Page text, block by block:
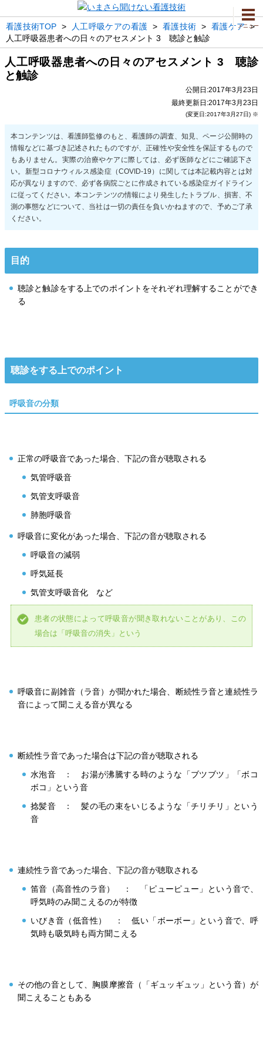
メニュー
看護技術TOP > 人工呼吸ケアの看護 > 看護技術 > 看護ケア>
人工呼吸器患者への日々のアセスメント 3 聴診と触診
人工呼吸器患者への日々のアセスメント 3 聴診
と触診
公開日:2017年3月23日
最終更新日:2017年3月23日
(変更日:2017年3月27日) ※
目的
聴診と触診をする上でのポイントをそれぞれ理解することができ
る
聴診をする上でのポイント
呼吸音の分類
正常の呼吸音であった場合、下記の音が聴取される
気管呼吸音
気管支呼吸音
肺胞呼吸音
呼吸音に変化があった場合、下記の音が聴取される
呼吸音の減弱
呼気延長
気管支呼吸音化 など
患者の状態によって呼吸音が聞き取れないことがあり、この
場合は「呼吸音の消失」という
呼吸音に副雑音（ラ音）が聞かれた場合、断続性ラ音と連続性ラ
音によって聞こえる音が異なる
断続性ラ音であった場合は下記の音が聴取される
水泡音 ： お湯が沸騰する時のような「ブツブツ」「ボコ
ボコ」という音
捻髪音 ： 髪の毛の束をいじるような「チリチリ」という
音
連続性ラ音であった場合、下記の音が聴取される
笛音（高音性のラ音） ： 「ピューピュー」という音で、
呼気時のみ聞こえるのが特徴
いびき音（低音性） ： 低い「ボーボー」という音で、呼
気時も吸気時も両方聞こえる
その他の音として、胸膜摩擦音（「ギュッギュッ」という音）が
聞こえることもある